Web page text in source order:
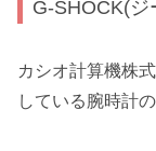
G-SHOCK(ジ
カシオ計算機株
している腕時計